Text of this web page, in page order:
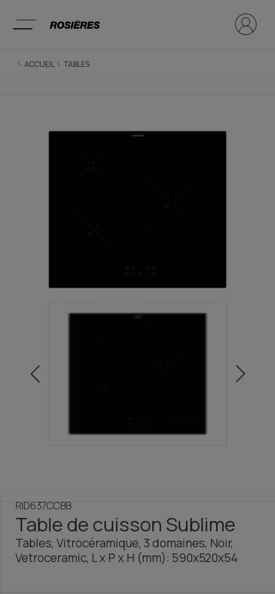
ACCUEIL TABLES
RID637CCBB
Table de cuisson Sublime
Tables, Vitrocéramique, 3 domaines, Noir,
Vetroceramic, L x P x H (mm): 590x520x54